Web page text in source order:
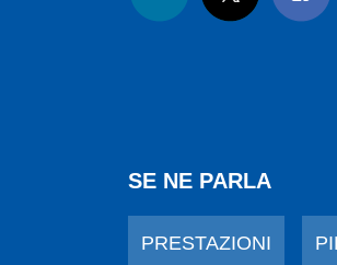
SE NE PARLA
PRESTAZIONI